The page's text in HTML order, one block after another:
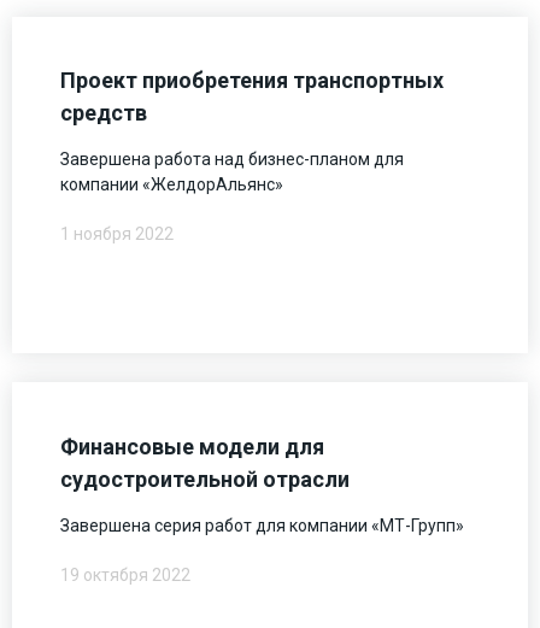
Проект приобретения транспортных
средств
Завершена работа над бизнес-планом для
компании «ЖелдорАльянс»
1 ноября 2022
Финансовые модели для
судостроительной отрасли
Завершена серия работ для компании «МТ-Групп»
19 октября 2022